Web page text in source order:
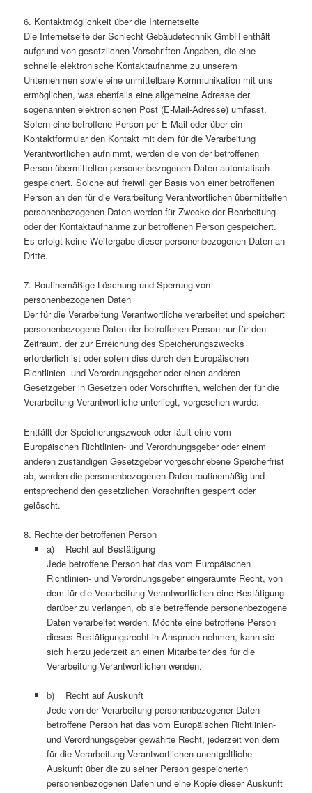
6. Kontaktmöglichkeit über die Internetseite
Die Internetseite der Schlecht Gebäudetechnik GmbH enthält
aufgrund von gesetzlichen Vorschriften Angaben, die eine
schnelle elektronische Kontaktaufnahme zu unserem
Unternehmen sowie eine unmittelbare Kommunikation mit uns
ermöglichen, was ebenfalls eine allgemeine Adresse der
sogenannten elektronischen Post (E-Mail-Adresse) umfasst.
Sofern eine betroffene Person per E-Mail oder über ein
Kontaktformular den Kontakt mit dem für die Verarbeitung
Verantwortlichen aufnimmt, werden die von der betroffenen
Person übermittelten personenbezogenen Daten automatisch
gespeichert. Solche auf freiwilliger Basis von einer betroffenen
Person an den für die Verarbeitung Verantwortlichen übermittelten
personenbezogenen Daten werden für Zwecke der Bearbeitung
oder der Kontaktaufnahme zur betroffenen Person gespeichert.
Es erfolgt keine Weitergabe dieser personenbezogenen Daten an
Dritte.
7. Routinemäßige Löschung und Sperrung von
personenbezogenen Daten
Der für die Verarbeitung Verantwortliche verarbeitet und speichert
personenbezogene Daten der betroffenen Person nur für den
Zeitraum, der zur Erreichung des Speicherungszwecks
erforderlich ist oder sofern dies durch den Europäischen
Richtlinien- und Verordnungsgeber oder einen anderen
Gesetzgeber in Gesetzen oder Vorschriften, welchen der für die
Verarbeitung Verantwortliche unterliegt, vorgesehen wurde.
Entfällt der Speicherungszweck oder läuft eine vom
Europäischen Richtlinien- und Verordnungsgeber oder einem
anderen zuständigen Gesetzgeber vorgeschriebene Speicherfrist
ab, werden die personenbezogenen Daten routinemäßig und
entsprechend den gesetzlichen Vorschriften gesperrt oder
gelöscht.
8. Rechte der betroffenen Person
a) Recht auf Bestätigung
Jede betroffene Person hat das vom Europäischen
Richtlinien- und Verordnungsgeber eingeräumte Recht, von
dem für die Verarbeitung Verantwortlichen eine Bestätigung
darüber zu verlangen, ob sie betreffende personenbezogene
Daten verarbeitet werden. Möchte eine betroffene Person
dieses Bestätigungsrecht in Anspruch nehmen, kann sie
sich hierzu jederzeit an einen Mitarbeiter des für die
Verarbeitung Verantwortlichen wenden.
b) Recht auf Auskunft
Jede von der Verarbeitung personenbezogener Daten
betroffene Person hat das vom Europäischen Richtlinien-
und Verordnungsgeber gewährte Recht, jederzeit von dem
für die Verarbeitung Verantwortlichen unentgeltliche
Auskunft über die zu seiner Person gespeicherten
personenbezogenen Daten und eine Kopie dieser Auskunft